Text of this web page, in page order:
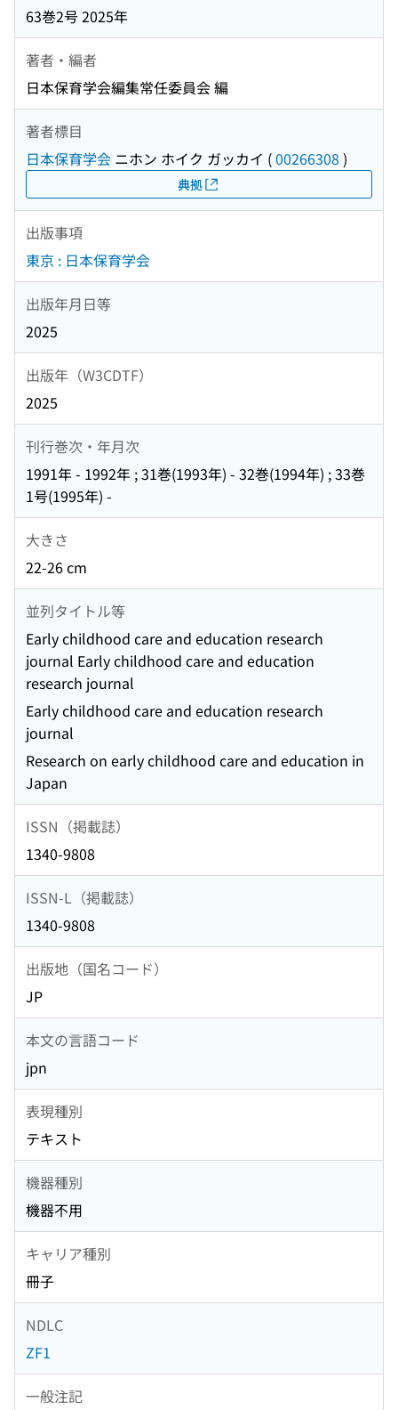
63巻2号 2025年
著者・編者
日本保育学会編集常任委員会 編
著者標目
日本保育学会 ニホン ホイク ガッカイ (00266308 )
典拠
出版事項
東京 : 日本保育学会
出版年月日等
2025
出版年（W3CDTF）
2025
刊行巻次・年月次
1991年 - 1992年 ; 31巻(1993年) - 32巻(1994年) ; 33巻
1号(1995年) -
大きさ
22-26 cm
並列タイトル等
Early childhood care and education research
journal Early childhood care and education
research journal
Early childhood care and education research
journal
Research on early childhood care and education in
Japan
ISSN（掲載誌）
1340-9808
ISSN-L（掲載誌）
1340-9808
出版地（国名コード）
JP
本文の言語コード
jpn
表現種別
テキスト
機器種別
機器不用
キャリア種別
冊子
NDLC
ZF1
一般注記